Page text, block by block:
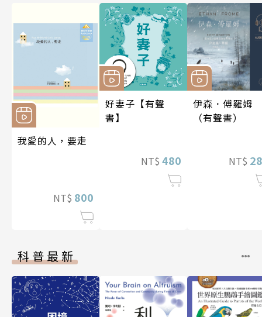
我愛的人，要走
NT$ 800
好妻子【有聲
書】
NT$ 480
伊森．傅羅姆
（有聲書）
NT$
科普最新